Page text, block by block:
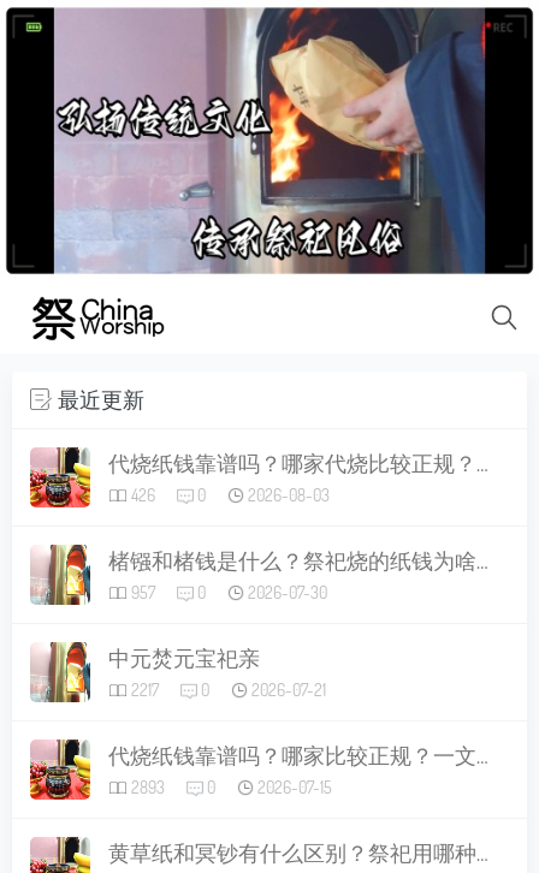
最近更新
代烧纸钱靠谱吗？哪家代烧比较正规？一文讲清做法、讲究与避坑指南
426 0 2026-08-03
楮镪和楮钱是什么？祭祀烧的纸钱为啥叫这个名字，现在怎么用才合适
957 0 2026-07-30
中元焚元宝祀亲
2217 0 2026-07-21
代烧纸钱靠谱吗？哪家比较正规？一文讲清做法、讲究与避坑指南
2893 0 2026-07-15
黄草纸和冥钞有什么区别？祭祀用哪种比较好？